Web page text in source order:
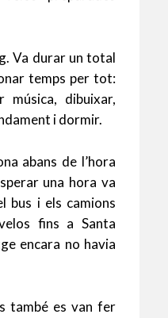
Va durar un total
temps per tot:
música, dibuixar,
i dormir.
abans de l’hora
una hora va
bus i els camions
fins a Santa
encara no havia
també es van fer